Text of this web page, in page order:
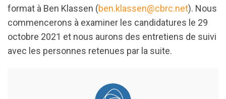
format à Ben Klassen (ben.klassen@cbrc.net). Nous
commencerons à examiner les candidatures le 29
octobre 2021 et nous aurons des entretiens de suivi
avec les personnes retenues par la suite.